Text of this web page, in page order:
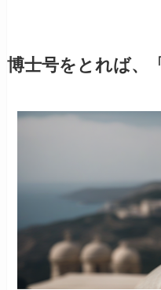
博士号をとれば、